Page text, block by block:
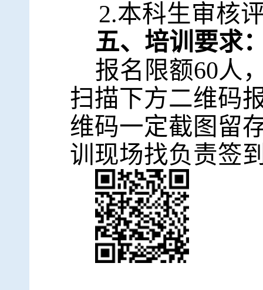
2.本科生审核
五、培训要求
报名限额60人
扫描下方二维码
维码一定截图留
训现场找负责签